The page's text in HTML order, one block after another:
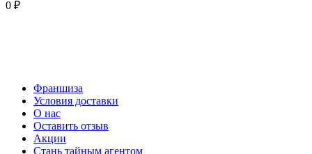
0 ₽
Франшиза
Условия доставки
О нас
Оставить отзыв
Акции
Стань тайным агентом